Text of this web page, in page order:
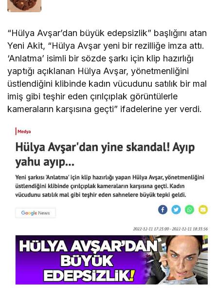
“Hülya Avşar’dan büyük edepsizlik” başlığını atan
Yeni Akit, “Hülya Avşar yeni bir rezilliğe imza attı.
‘Anlatma’ isimli bir sözde şarkı için klip hazırlığı
yaptığı açıklanan Hülya Avşar, yönetmenliğini
üstlendiğini klibinde kadın vücudunu satılık bir mal
imiş gibi teşhir eden çırılçıplak görüntülerle
kameraların karşısına geçti” ifadelerine yer verdi.